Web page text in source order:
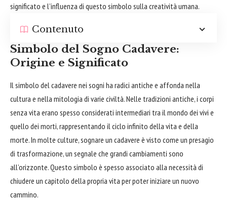
significato e l’influenza di questo simbolo sulla creatività umana.
Contenuto
Simbolo del Sogno Cadavere:
Origine e Significato
Il simbolo del cadavere nei sogni ha radici antiche e affonda nella
cultura e nella mitologia di varie civiltà. Nelle tradizioni antiche, i corpi
senza vita erano spesso considerati intermediari tra il mondo dei vivi e
quello dei morti, rappresentando il ciclo infinito della vita e della
morte. In molte culture, sognare un cadavere è visto come un presagio
di trasformazione, un segnale che grandi cambiamenti sono
all’orizzonte. Questo simbolo è spesso associato alla necessità di
chiudere un capitolo della propria vita per poter iniziare un nuovo
cammino.